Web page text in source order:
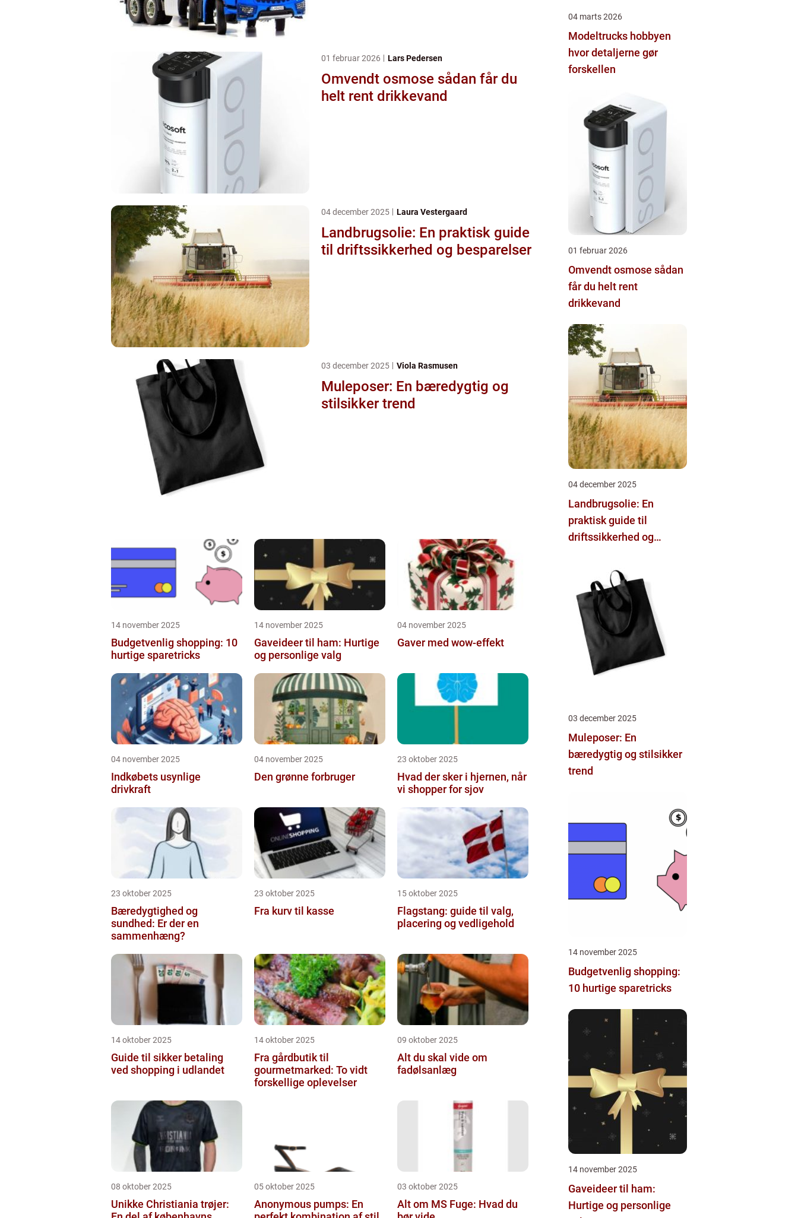
01 februar 2026 Lars Pedersen
Omvendt osmose sådan får du
helt rent drikkevand
04 december 2025 Laura Vestergaard
Landbrugsolie: En praktisk guide
til driftssikkerhed og besparelser
03 december 2025 Viola Rasmusen
Muleposer: En bæredygtig og
stilsikker trend
14 november 2025
Budgetvenlig shopping: 10
hurtige sparetricks
14 november 2025
Gaveideer til ham: Hurtige
og personlige valg
04 november 2025
Gaver med wow-effekt
04 november 2025
Indkøbets usynlige
drivkraft
04 november 2025
Den grønne forbruger
23 oktober 2025
Hvad der sker i hjernen, når
vi shopper for sjov
23 oktober 2025
Bæredygtighed og
sundhed: Er der en
sammenhæng?
23 oktober 2025
Fra kurv til kasse
15 oktober 2025
Flagstang: guide til valg,
placering og vedligehold
14 oktober 2025
Guide til sikker betaling
ved shopping i udlandet
14 oktober 2025
Fra gårdbutik til
gourmetmarked: To vidt
forskellige oplevelser
09 oktober 2025
Alt du skal vide om
fadølsanlæg
08 oktober 2025
Unikke Christiania trøjer:
05 oktober 2025
Anonymous pumps: En
03 oktober 2025
Alt om MS Fuge: Hvad du
04 marts 2026
Modeltrucks hobbyen
hvor detaljerne gør
forskellen
01 februar 2026
Omvendt osmose sådan
får du helt rent
drikkevand
04 december 2025
Landbrugsolie: En
praktisk guide til
driftssikkerhed og
03 december 2025
Muleposer: En
bæredygtig og stilsikker
trend
14 november 2025
Budgetvenlig shopping:
10 hurtige sparetricks
14 november 2025
Gaveideer til ham:
Hurtige og personlige